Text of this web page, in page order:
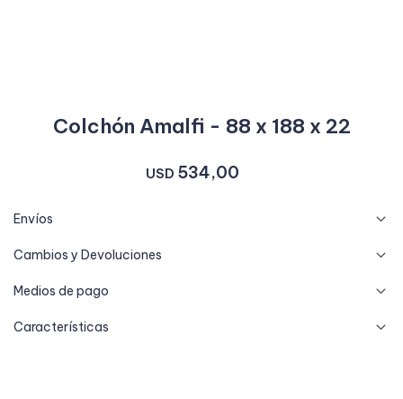
Colchón Amalfi - 88 x 188 x 22
USD 534,00
Envíos
Cambios y Devoluciones
Medios de pago
Características